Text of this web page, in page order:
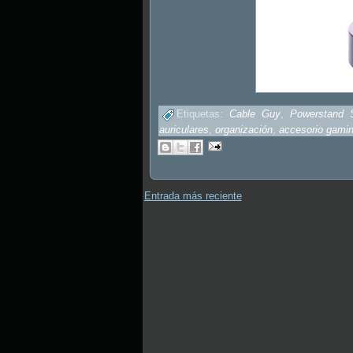
Etiquetas: Cable Guy, Powerstand
auriculares, organización, accesorio
Entrada más reciente